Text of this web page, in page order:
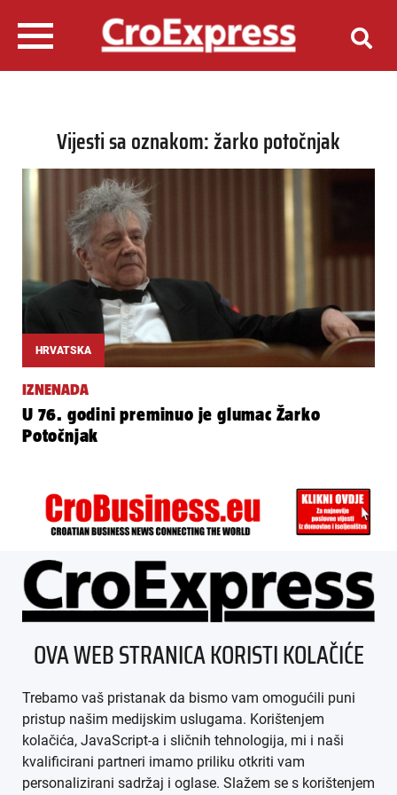
Vijesti sa oznakom: žarko potočnjak
HRVATSKA
IZNENADA
U 76. godini preminuo je glumac Žarko
Potočnjak
ÜBER UNS
IMPRESSUM
AGB
DATENSCHUTZ
OVA WEB STRANICA KORISTI KOLAČIĆE
Trebamo vaš pristanak da bismo vam omogućili puni
pristup našim medijskim uslugama. Korištenjem
kolačića, JavaScript-a i sličnih tehnologija, mi i naši
kvalificirani partneri imamo priliku otkriti vam
personalizirani sadržaj i oglase. Slažem se s korištenjem